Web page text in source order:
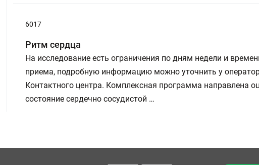
6017
Ритм сердца
На исследование есть ограничения по дням недели и
приема, подробную информацию можно уточнить у
Контактного центра. Комплексная программа направлена
состояние сердечно сосудистой …